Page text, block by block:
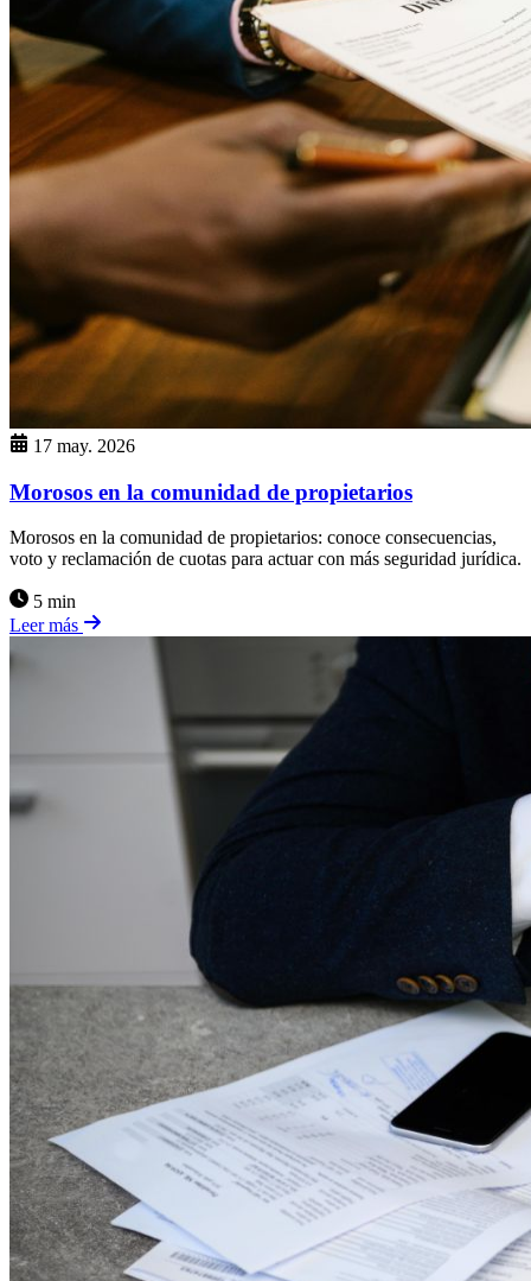
17 may. 2026
Morosos en la comunidad de propietarios
Morosos en la comunidad de propietarios: conoce consecuencias,
voto y reclamación de cuotas para actuar con más seguridad jurídica.
5 min
Leer más